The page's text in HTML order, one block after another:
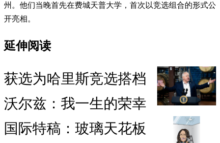
州。他们当晚首先在费城天普大学，首次以竞选组合的形式公
开亮相。
延伸阅读
获选为哈里斯竞选搭档
沃尔兹：我一生的荣幸
国际特稿：玻璃天花板